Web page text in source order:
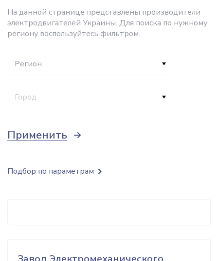
На данной странице представлены производители
электродвигателей Украины. Для поиска по нужному
региону воспользуйтесь фильтром.
Регион
Город
Применить
Подбор по параметрам